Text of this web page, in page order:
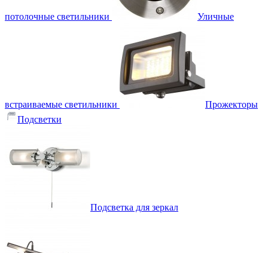
потолочные светильники Уличные
встраиваемые светильники
Прожекторы
Подсветки
Подсветка для зеркал